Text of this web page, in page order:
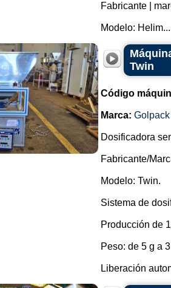
Fabricante |
Modelo: Helim...
Twin
Código
Marca: Golpack
Dosificadora
Fabricante/
Modelo: Twin.
Sistema de
Producción de
Peso: de 5 g a
Liberación